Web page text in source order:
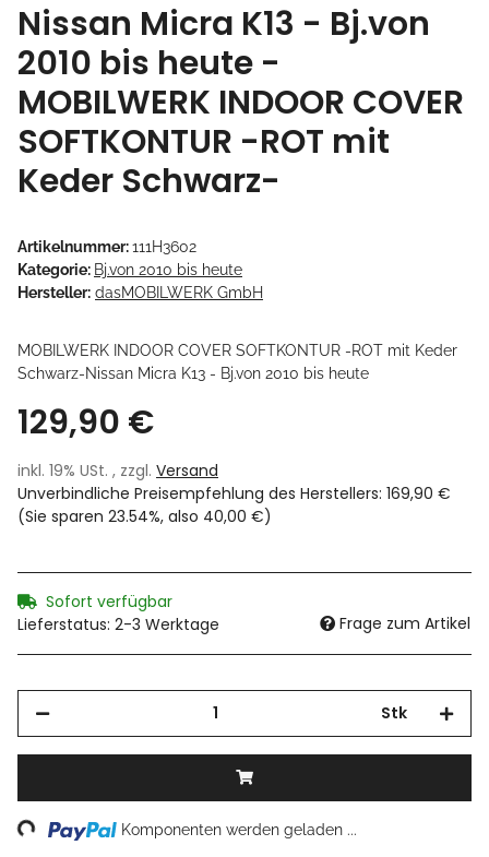
Nissan Micra K13 - Bj.von
2010 bis heute -
MOBILWERK INDOOR COVER
SOFTKONTUR -ROT mit
Keder Schwarz-
Artikelnummer:111H3602
Kategorie: Bj.von 2010 bis heute
Hersteller: dasMOBILWERK GmbH
MOBILWERK INDOOR COVER SOFTKONTUR -ROT mit Keder
Schwarz-Nissan Micra K13 - Bj.von 2010 bis heute
129,90 €
inkl. 19% USt. , zzgl. Versand
Unverbindliche Preisempfehlung des Herstellers: 169,90 €
(Sie sparen 23.54%, also 40,00 €)
Sofort verfügbar
Lieferstatus: 2-3 Werktage
Frage zum Artikel
Stk
Loading... Komponenten werden geladen ...